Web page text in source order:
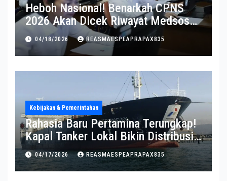
Heboh Nasional! Benarkah CPNS
2026 Akan Dicek Riwayat Medsos?
Pernyataan BKN Bikin Heboh
04/18/2026 REASMAESPEAPRAPAX835
Kebijakan & Pemerintahan
Rahasia Baru Pertamina Terungkap!
Kapal Tanker Lokal Bikin Distribusi
RI Makin Kuat
04/17/2026 REASMAESPEAPRAPAX835